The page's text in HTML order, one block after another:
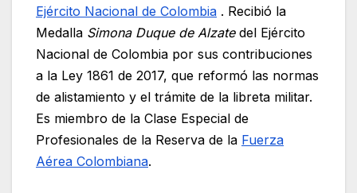
Ejército Nacional de Colombia . Recibió la
Medalla Simona Duque de Alzatedel Ejército
Nacional de Colombia por sus contribuciones
a la Ley 1861 de 2017, que reformó las normas
de alistamiento y el trámite de la libreta militar.
Es miembro de la Clase Especial de
Profesionales de la Reserva de la Fuerza
Aérea Colombiana.